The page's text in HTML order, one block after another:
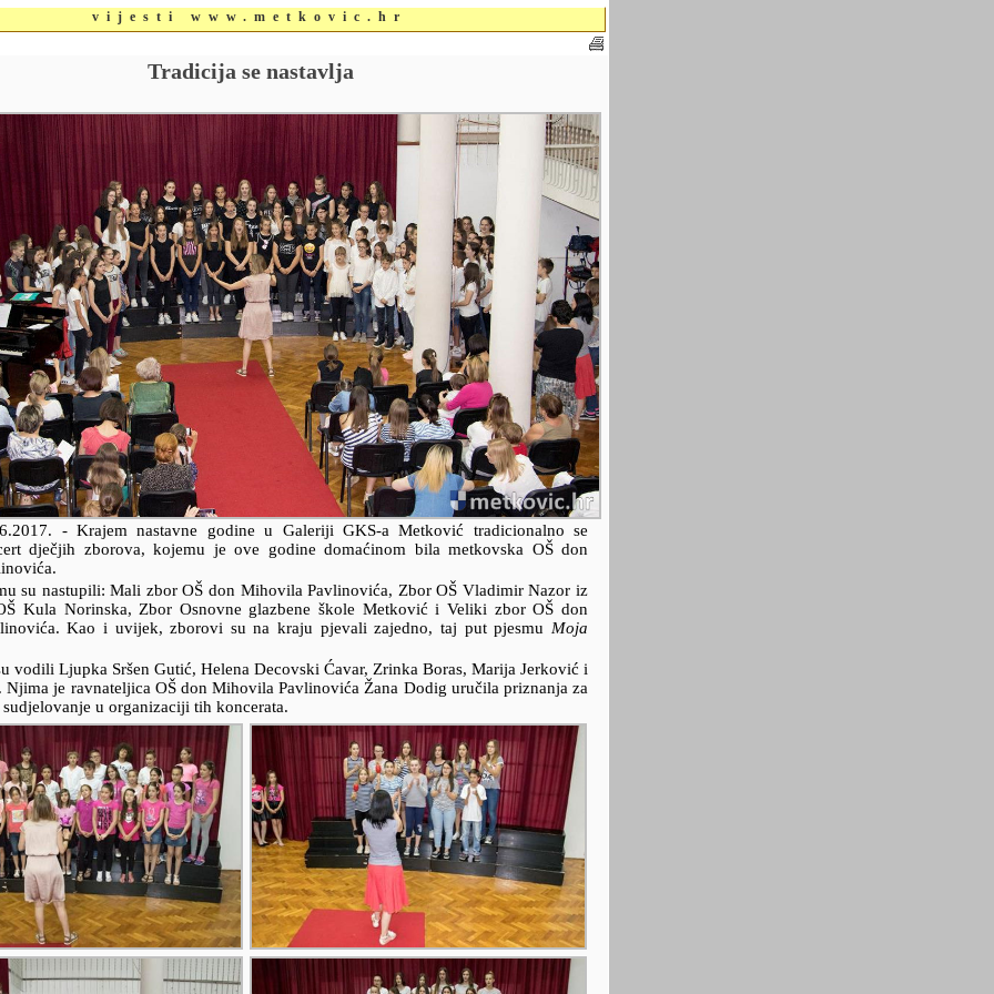
vijesti www.metkovic.hr
Tradicija se nastavlja
- Krajem nastavne godine u Galeriji GKS-a Metković tradicionalno se
dječjih zborova, kojemu je ove godine domaćinom bila metkovska OŠ don
su nastupili: Mali zbor OŠ don Mihovila Pavlinovića, Zbor OŠ Vladimir Nazor iz
Kula Norinska, Zbor Osnovne glazbene škole Metković i Veliki zbor OŠ don
Kao i uvijek, zborovi su na kraju pjevali zajedno, taj put pjesmu Moja
vodili Ljupka Sršen Gutić, Helena Decovski Ćavar, Zrinka Boras, Marija Jerković i
Njima je ravnateljica OŠ don Mihovila Pavlinovića Žana Dodig uručila priznanja za
u organizaciji tih koncerata.